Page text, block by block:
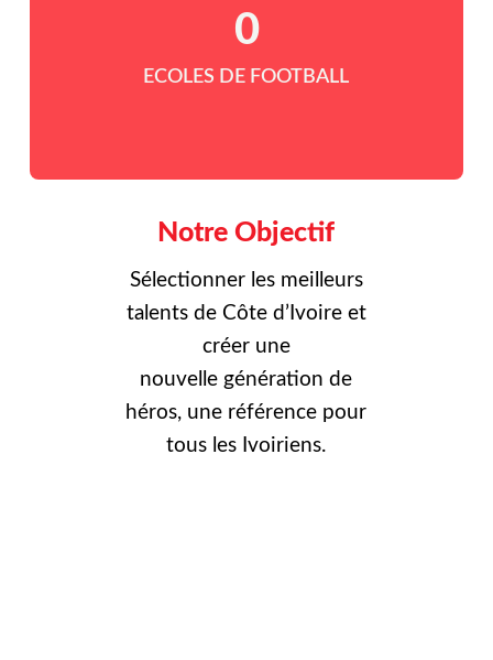
ECOLES DE FOOTBALL
0
Notre Objectif
Sélectionner les meilleurs
talents de Côte d’Ivoire et
créer une
nouvelle génération de
héros, une référence pour
tous les Ivoiriens.